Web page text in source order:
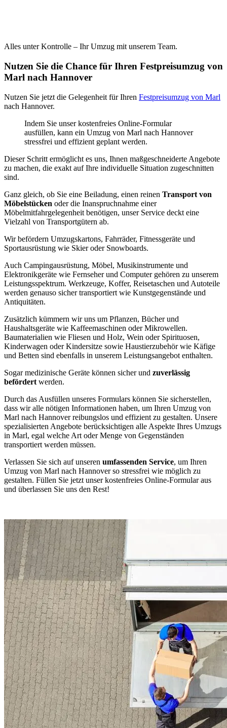
Alles unter Kontrolle – Ihr Umzug mit unserem Team.
Nutzen Sie die Chance für Ihren Festpreisumzug von
Marl nach Hannover
Nutzen Sie jetzt die Gelegenheit für Ihren Festpreisumzug von Marl
nach Hannover.
Indem Sie unser kostenfreies Online-Formular
ausfüllen, kann ein Umzug von Marl nach Hannover
stressfrei und effizient geplant werden.
Dieser Schritt ermöglicht es uns, Ihnen maßgeschneiderte Angebote
zu machen, die exakt auf Ihre individuelle Situation zugeschnitten
sind.
Ganz gleich, ob Sie eine Beiladung, einen reinen Transport von
Möbelstücken oder die Inanspruchnahme einer
Möbelmitfahrgelegenheit benötigen, unser Service deckt eine
Vielzahl von Transportgütern ab.
Wir befördern Umzugskartons, Fahrräder, Fitnessgeräte und
Sportausrüstung wie Skier oder Snowboards.
Auch Campingausrüstung, Möbel, Musikinstrumente und
Elektronikgeräte wie Fernseher und Computer gehören zu unserem
Leistungsspektrum. Werkzeuge, Koffer, Reisetaschen und Autoteile
werden genauso sicher transportiert wie Kunstgegenstände und
Antiquitäten.
Zusätzlich kümmern wir uns um Pflanzen, Bücher und
Haushaltsgeräte wie Kaffeemaschinen oder Mikrowellen.
Baumaterialien wie Fliesen und Holz, Wein oder Spirituosen,
Kinderwagen oder Kindersitze sowie Haustierzubehör wie Käfige
und Betten sind ebenfalls in unserem Leistungsangebot enthalten.
Sogar medizinische Geräte können sicher und zuverlässig
befördert werden.
Durch das Ausfüllen unseres Formulars können Sie sicherstellen,
dass wir alle nötigen Informationen haben, um Ihren Umzug von
Marl nach Hannover reibungslos und effizient zu gestalten. Unsere
spezialisierten Angebote berücksichtigen alle Aspekte Ihres Umzugs
in Marl, egal welche Art oder Menge von Gegenständen
transportiert werden müssen.
Verlassen Sie sich auf unseren umfassenden Service, um Ihren
Umzug von Marl nach Hannover so stressfrei wie möglich zu
gestalten. Füllen Sie jetzt unser kostenfreies Online-Formular aus
und überlassen Sie uns den Rest!